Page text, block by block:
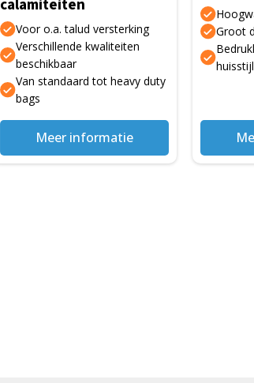
calamiteiten
Voor o.a. talud versterking
Verschillende kwaliteiten
beschikbaar
Van standaard tot heavy duty
bags
Meer informatie
Groot